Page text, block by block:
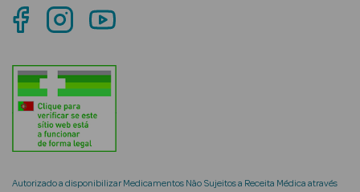
Rosto
Solares Bebé e
Criança
Autorizado a disponibilizar Medicamentos Não Sujeitos a Receita Médica através